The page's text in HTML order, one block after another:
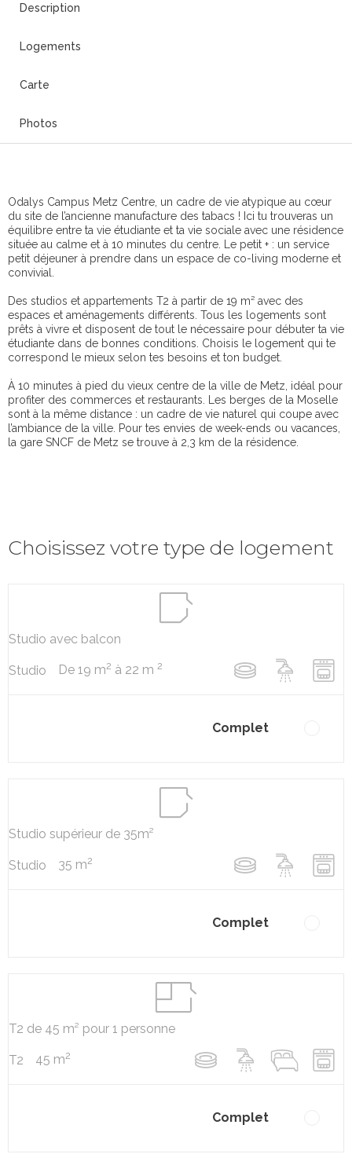
Description
Logements
Carte
Photos
Odalys Campus Metz Centre, un cadre de vie atypique au cœur
du site de l’ancienne manufacture des tabacs ! Ici tu trouveras un
équilibre entre ta vie étudiante et ta vie sociale avec une résidence
située au calme et à 10 minutes du centre. Le petit + : un service
petit déjeuner à prendre dans un espace de co-living moderne et
convivial.
Des studios et appartements T2 à partir de 19 m² avec des
espaces et aménagements différents. Tous les logements sont
prêts à vivre et disposent de tout le nécessaire pour débuter ta vie
étudiante dans de bonnes conditions. Choisis le logement qui te
correspond le mieux selon tes besoins et ton budget.
À 10 minutes à pied du vieux centre de la ville de Metz, idéal pour
profiter des commerces et restaurants. Les berges de la Moselle
sont à la même distance : un cadre de vie naturel qui coupe avec
l’ambiance de la ville. Pour tes envies de week-ends ou vacances,
la gare SNCF de Metz se trouve à 2,3 km de la résidence.
Choisissez votre type de logement
Studio avec balcon
Studio De 19 m2 à 22 m 2
Complet
Studio supérieur de 35m²
Studio 35 m2
Complet
T2 de 45 m² pour 1 personne
T2 45 m2
Complet